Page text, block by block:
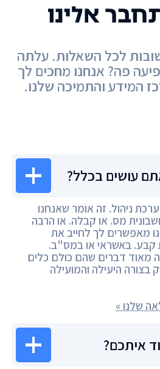
עושים בכלל?
ניהול. זה אומר שאנחנו
מס. או קבלה. או הרבה
מאפשרים לך לחייב את
קבע. באשראי או במס"ב.
מאוד דברים שהם כולם כלים
בצורה היעילה והמועילה
שלנו »
איתכם?
אלינו
לכל השאלות. עלתה
פה? אנחנו מחכים לך
המידע והתמיכה שלנו.